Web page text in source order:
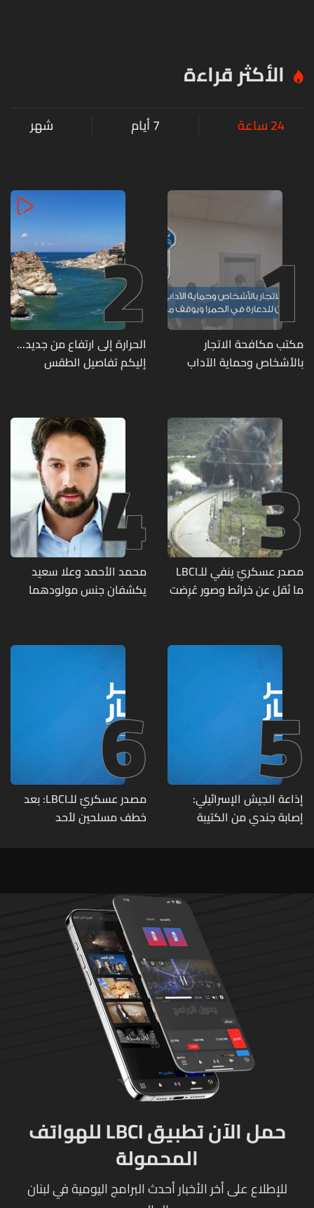
الأكثر قراءة
24 ساعة 7 أيام شهر
1
مكتب مكافحة الاتجار
بالأشخاص وحماية الآداب
متورطين
2
الحرارة إلى ارتفاع من جديد...
إليكم تفاصيل الطقس
3
مصدر عسكريّ ينفي للـLBCI
ما نُقل عن خرائط وصور عُرِضت
تحت الأرض
4
محمد الأحمد وعلا سعيد
يكشفان جنس مولودهما
5
إذاعة الجيش الإسرائيلي:
إصابة جندي من الكتيبة
6
مصدر عسكريّ للـLBCI: بعد
خطف مسلحين لأحد
بملاحقتهم ونفّذ عمليات
دهم لتوقيفهم فأُفرج عن
العسكريّ المخطوف
والوحدات المختصة تعمل
على توقيف الخاطفين
حمل الآن تطبيق LBCI للهواتف
المحمولة
للإطلاع على أخر الأخبار أحدث البرامج اليومية في لبنان